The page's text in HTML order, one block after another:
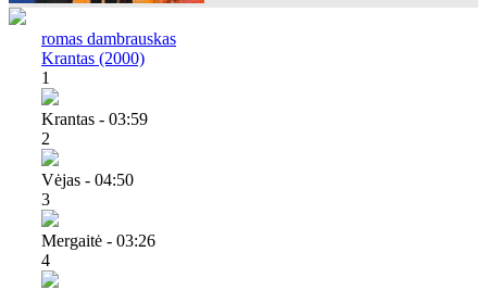
romas dambrauskas
Krantas (2000)
1
Krantas - 03:59
2
Vėjas - 04:50
3
Mergaitė - 03:26
4